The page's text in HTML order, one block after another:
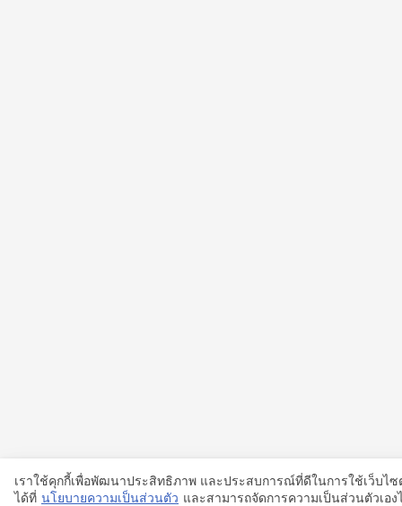
เราใช้คุกกี้เพื่อพัฒนาประสิทธิภาพ และประสบการณ์ที่ดีในการใช้เว็บไ
ได้ที่ นโยบายความเป็นส่วนตัว และสามารถจัดการความเป็นส่วนตัวเอ